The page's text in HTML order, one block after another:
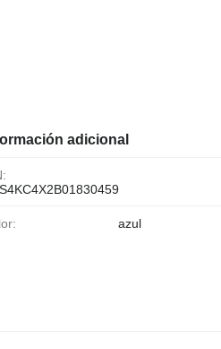
adicional
azul